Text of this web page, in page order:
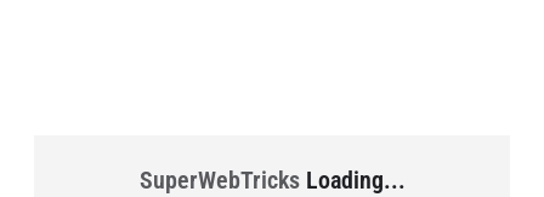
SuperWebTricksLoading...